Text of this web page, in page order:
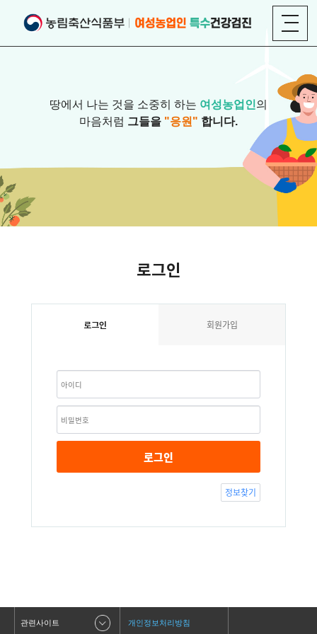
땅에서 나는 것을 소중히 하는 여성농업인의
마음처럼 그들을 "응원" 합니다.
로그인
로그인 회원가입
로그인
정보찾기
관련사이트 개인정보처리방침